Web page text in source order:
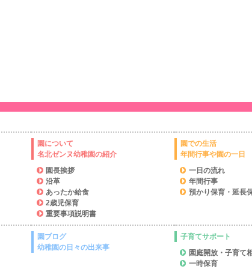
園について
名北ゼンヌ幼稚園の紹介
園長挨拶
沿革
あったか給食
2歳児保育
重要事項説明書
園での生活
年間行事や園の一日
一日の流れ
年間行事
預かり保育・延長
園ブログ
幼稚園の日々の出来事
子育てサポート
園庭開放・子育て
一時保育